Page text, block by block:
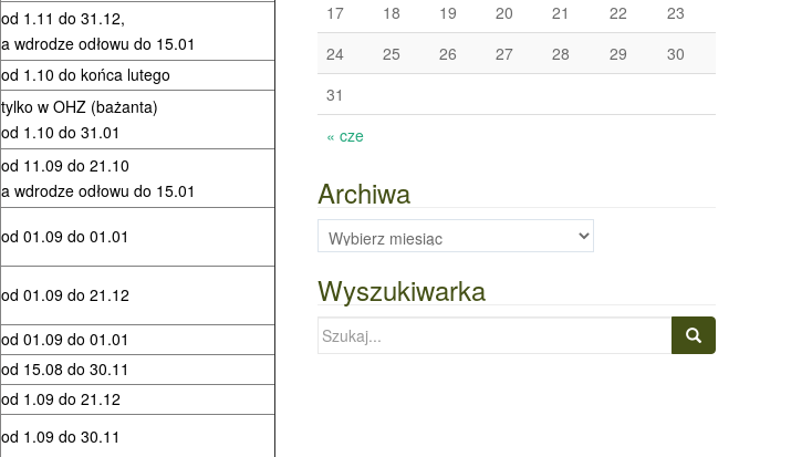
od 1.11 do 31.12,
a wdrodze odłowu do 15.01
od 1.10 do końca lutego
tylko w OHZ (bażanta)
od 1.10 do 31.01
od 11.09 do 21.10
a wdrodze odłowu do 15.01
od 01.09 do 01.01
od 01.09 do 21.12
od 01.09 do 01.01
od 15.08 do 30.11
od 1.09 do 21.12
od 1.09 do 30.11
« cze
17
18 19 20 21 22
23
24
25 26 27 28 29
30
31
Archiwa
Archiwa
Wyszukiwarka
Szukaj: